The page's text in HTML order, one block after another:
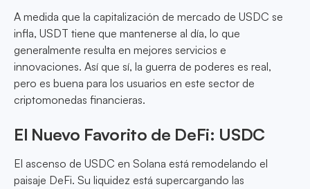
A medida que la capitalización de mercado de USDC se
infla, USDT tiene que mantenerse al día, lo que
generalmente resulta en mejores servicios e
innovaciones. Así que sí, la guerra de poderes es real,
pero es buena para los usuarios en este sector de
criptomonedas financieras.
El Nuevo Favorito de DeFi: USDC
El ascenso de USDC en Solana está remodelando el
paisaje DeFi. Su liquidez está supercargando las